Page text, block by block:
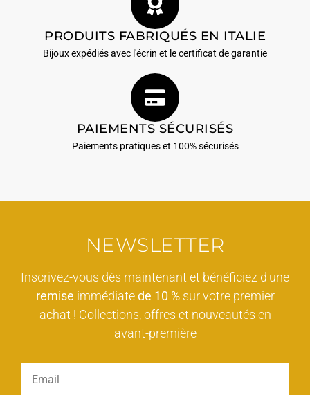
PRODUITS FABRIQUÉS EN ITALIE
Bijoux expédiés avec l'écrin et le certificat de garantie
PAIEMENTS SÉCURISÉS
Paiements pratiques et 100% sécurisés
NEWSLETTER
Inscrivez-vous dès maintenant et bénéficiez d'une
remise immédiatede 10 %sur votre premier
achat ! Collections, offres et nouveautés en
avant-première